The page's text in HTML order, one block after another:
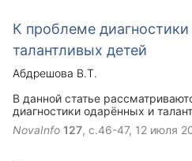
К проблеме
талантливых детей
Абдрешова В.Т.
В данной статье
диагностики одарённых и
является долгосрочным
анализом развития
NovaInfo 127, с.46-47, 12 июля